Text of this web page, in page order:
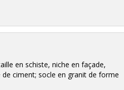
en schiste, niche en façade,
ciment; socle en granit de forme